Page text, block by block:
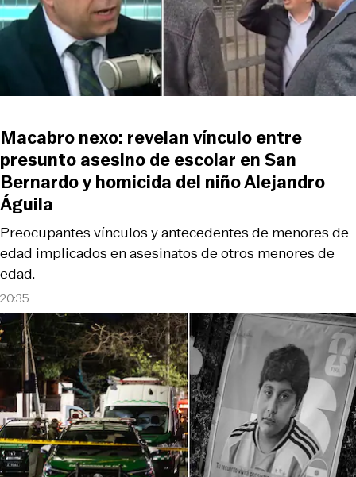
20:35
Preocupantes vínculos y antecedentes de menores de
edad implicados en asesinatos de otros menores de
edad.
Macabro nexo: revelan vínculo entre
presunto asesino de escolar en San
Bernardo y homicida del niño Alejandro
Águila